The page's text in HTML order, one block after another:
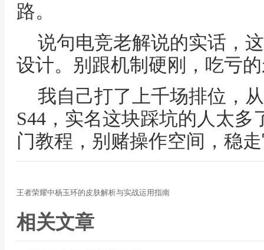
路。
说句电竞老解说的实话，
设计。别跟机制硬刚，吃亏
我自己打了上千场排位，
S44，实名这块踩坑的人太
门教程，别赌操作空间，稳
王者荣耀中杨玉环的皮肤解析与实战运用指南
相关文章